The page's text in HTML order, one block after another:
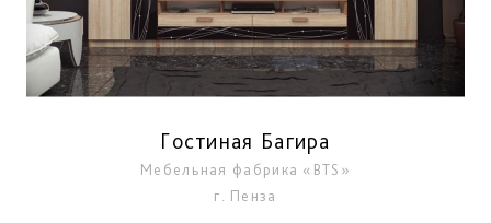
Гостиная Багира
Мебельная фабрика «BTS»
г. Пенза